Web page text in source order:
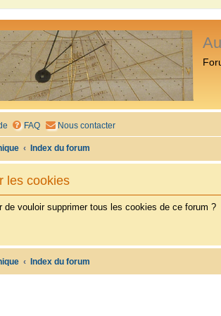
FAQ Nous contacter
Index du forum
les cookies
de vouloir supprimer tous les cookies de ce forum ?
Index du forum